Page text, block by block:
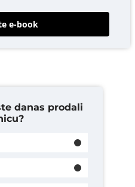
e-book
danas prodali